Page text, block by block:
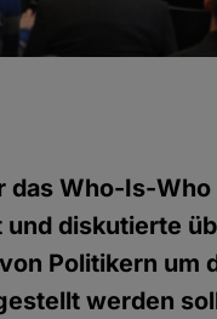
das Who-Is-
diskutierte
Politikern um
werden